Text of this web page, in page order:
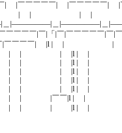
| |￣￣￣￣￣| |￣￣￣￣￣|
| | |
|―――――|＿|―――――|＿
￣￣￣￣|￣|「|￣|￣￣￣￣￣|￣|
|￣￣￣￣|￣|
| | |l |
| | |l |
| | |l |
| | |l |
| | |l |
|￣￣
| | |l |